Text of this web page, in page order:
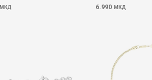
МКД 6.990 МКД